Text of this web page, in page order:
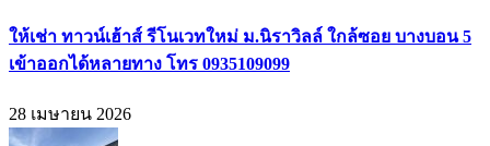
ให้เช่า ทาวน์เฮ้าส์ รีโนเวทใหม่ ม.นิราวิลล์ ใกล้ซอย บางบอน 5
เข้าออกได้หลายทาง โทร 0935109099
28 เมษายน 2026